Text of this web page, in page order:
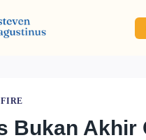
Bukan Akhir